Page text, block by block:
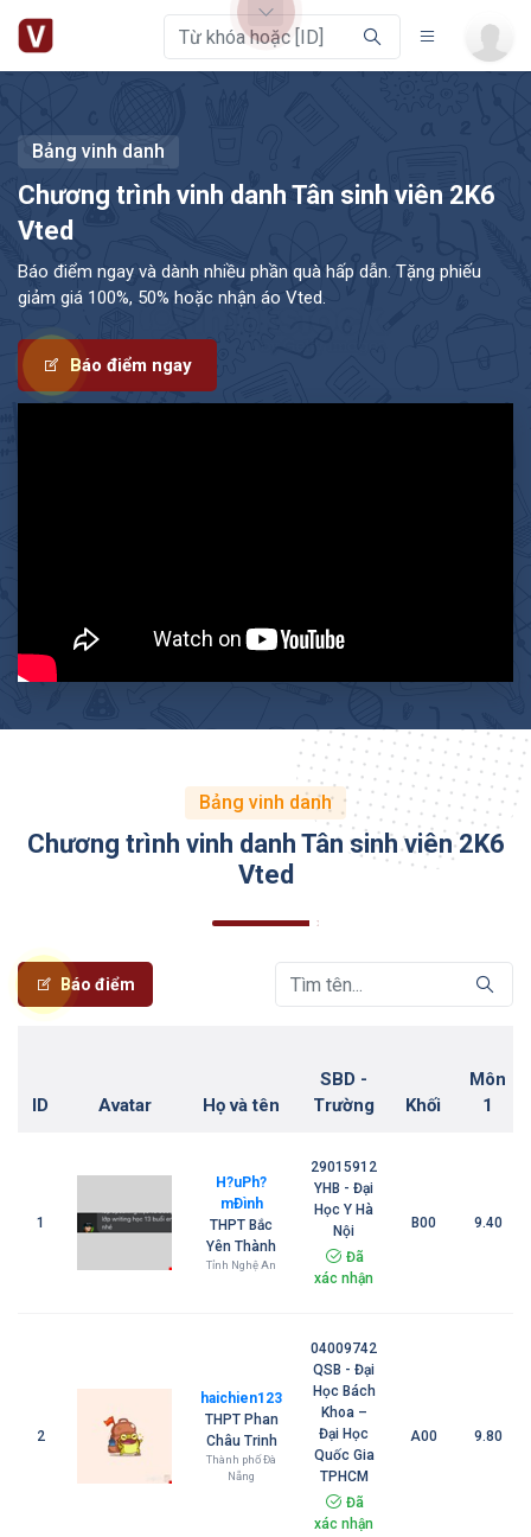
Bảng vinh danh
Chương trình vinh danh Tân sinh viên 2K6
Vted
Báo điểm ngay và dành nhiều phần quà hấp dẫn. Tặng phiếu
giảm giá 100%, 50% hoặc nhận áo Vted.
Báo điểm ngay
Bảng vinh danh
Chương trình vinh danh Tân sinh viên 2K6
Vted
Báo điểm
ID Avatar Họ và tên
SBD -
Trường
Khối
Môn
1
1
H?uPh?
mÐình
THPT Bắc
Yên Thành
Tỉnh Nghệ An
29015912
YHB - Đại
Học Y Hà
Nội
Đã
xác nhận
B00 9.40
2
haichien123
THPT Phan
Châu Trinh
Thành phố Đà
Nẵng
04009742
QSB - Đại
Học Bách
Khoa –
Đại Học
Quốc Gia
TPHCM
Đã
xác nhận
A00 9.80